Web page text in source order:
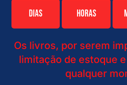
Dias Horas
Os livros, por serem
limitação de estoque
qualquer